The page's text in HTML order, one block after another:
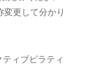
変更して分かり
ィブピラティ